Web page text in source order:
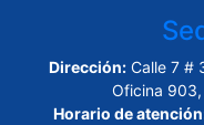
Dirección: Calle 7 #
Oficina 903,
Horario de